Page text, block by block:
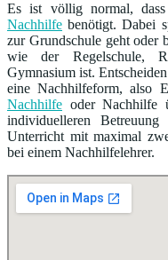
Es ist völlig normal,
Nachhilfe benötigt. Dabei
zur Grundschule geht oder
wie der Regelschule,
Gymnasium ist.
eine Nachhilfeform, also
Nachhilfe oder Nachhilfe
individuelleren
Unterricht mit maximal
bei einem Nachhilfelehrer.